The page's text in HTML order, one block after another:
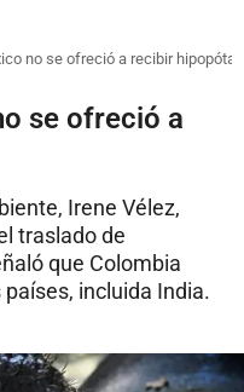
no se ofreció a recibir
se ofreció a
Irene Vélez,
traslado de
que Colombia
incluida India.